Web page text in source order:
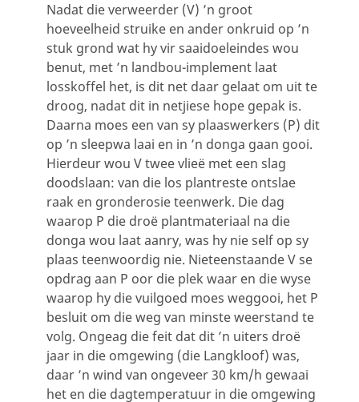
Nadat die verweerder (V) ’n groot
hoeveelheid struike en ander onkruid op ’n
stuk grond wat hy vir saaidoeleindes wou
benut, met ’n landbou-implement laat
losskoffel het, is dit net daar gelaat om uit te
droog, nadat dit in netjiese hope gepak is.
Daarna moes een van sy plaaswerkers (P) dit
op ’n sleepwa laai en in ’n donga gaan gooi.
Hierdeur wou V twee vlieë met een slag
doodslaan: van die los plantreste ontslae
raak en gronderosie teenwerk. Die dag
waarop P die droë plantmateriaal na die
donga wou laat aanry, was hy nie self op sy
plaas teenwoordig nie. Nieteenstaande V se
opdrag aan P oor die plek waar en die wyse
waarop hy die vuilgoed moes weggooi, het P
besluit om die weg van minste weerstand te
volg. Ongeag die feit dat dit ’n uiters droë
jaar in die omgewing (die Langkloof) was,
daar ’n wind van ongeveer 30 km/h gewaai
het en die dagtemperatuur in die omgewing